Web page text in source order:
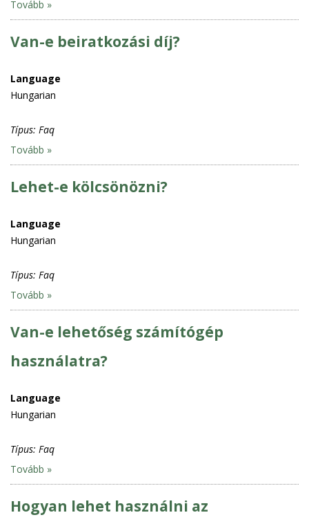
Tovább »
Van-e beiratkozási díj?
Language
Hungarian
Típus: Faq
Tovább »
Lehet-e kölcsönözni?
Language
Hungarian
Típus: Faq
Tovább »
Van-e lehetőség számítógép
használatra?
Language
Hungarian
Típus: Faq
Tovább »
Hogyan lehet használni az